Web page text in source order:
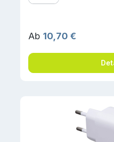
Regulärer Preis:
Ab 10,70 €